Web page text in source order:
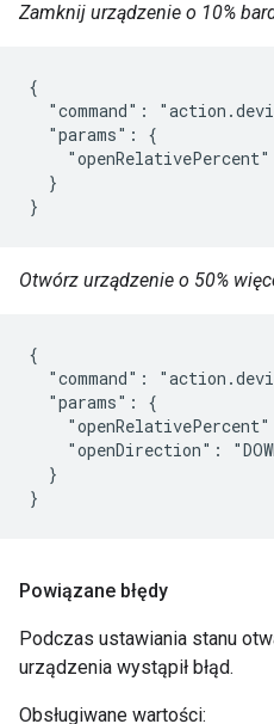
Zamknij urządzenie o 10%
{
"command":
  "params": {
  }
}
Otwórz urządzenie o 50%
{
"command":
  "params": {
"openDirection":
  }
}
Powiązane błędy
Podczas ustawiania stanu
urządzenia wystąpił błąd.
Obsługiwane wartości: